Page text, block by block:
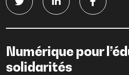
Numérique pour
solidarités